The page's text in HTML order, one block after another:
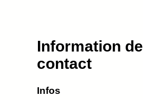
Information de
contact
Infos